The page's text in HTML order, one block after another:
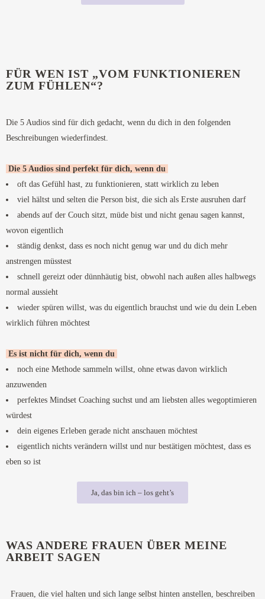
FÜR WEN IST „VOM FUNKTIONIEREN
ZUM FÜHLEN“?
Die 5 Audios sind für dich gedacht, wenn du dich in den folgenden
Beschreibungen wiederfindest.
Die 5 Audios sind perfekt für dich, wenn du
oft das Gefühl hast, zu funktionieren, statt wirklich zu leben
viel hältst und selten die Person bist, die sich als Erste ausruhen darf
abends auf der Couch sitzt, müde bist und nicht genau sagen kannst,
wovon eigentlich
ständig denkst, dass es noch nicht genug war und du dich mehr
anstrengen müsstest
schnell gereizt oder dünnhäutig bist, obwohl nach außen alles halbwegs
normal aussieht
wieder spüren willst, was du eigentlich brauchst und wie du dein Leben
wirklich führen möchtest
Es ist nicht für dich, wenn du
noch eine Methode sammeln willst, ohne etwas davon wirklich
anzuwenden
perfektes Mindset Coaching suchst und am liebsten alles wegoptimieren
würdest
dein eigenes Erleben gerade nicht anschauen möchtest
eigentlich nichts verändern willst und nur bestätigen möchtest, dass es
eben so ist
Ja, das bin ich – los geht’s
WAS ANDERE FRAUEN ÜBER MEINE
ARBEIT SAGEN
Frauen, die viel halten und sich lange selbst hinten anstellen, beschreiben